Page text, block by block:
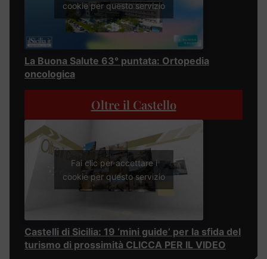
cookie per questo servizio
La Buona Salute 63° puntata: Ortopedia
oncologica
Oltre il Castello
Fai clic per accettare i
cookie per questo servizio
Castelli di Sicilia: 19 ‘mini guide’ per la sfida del
turismo di prossimità CLICCA PER IL VIDEO